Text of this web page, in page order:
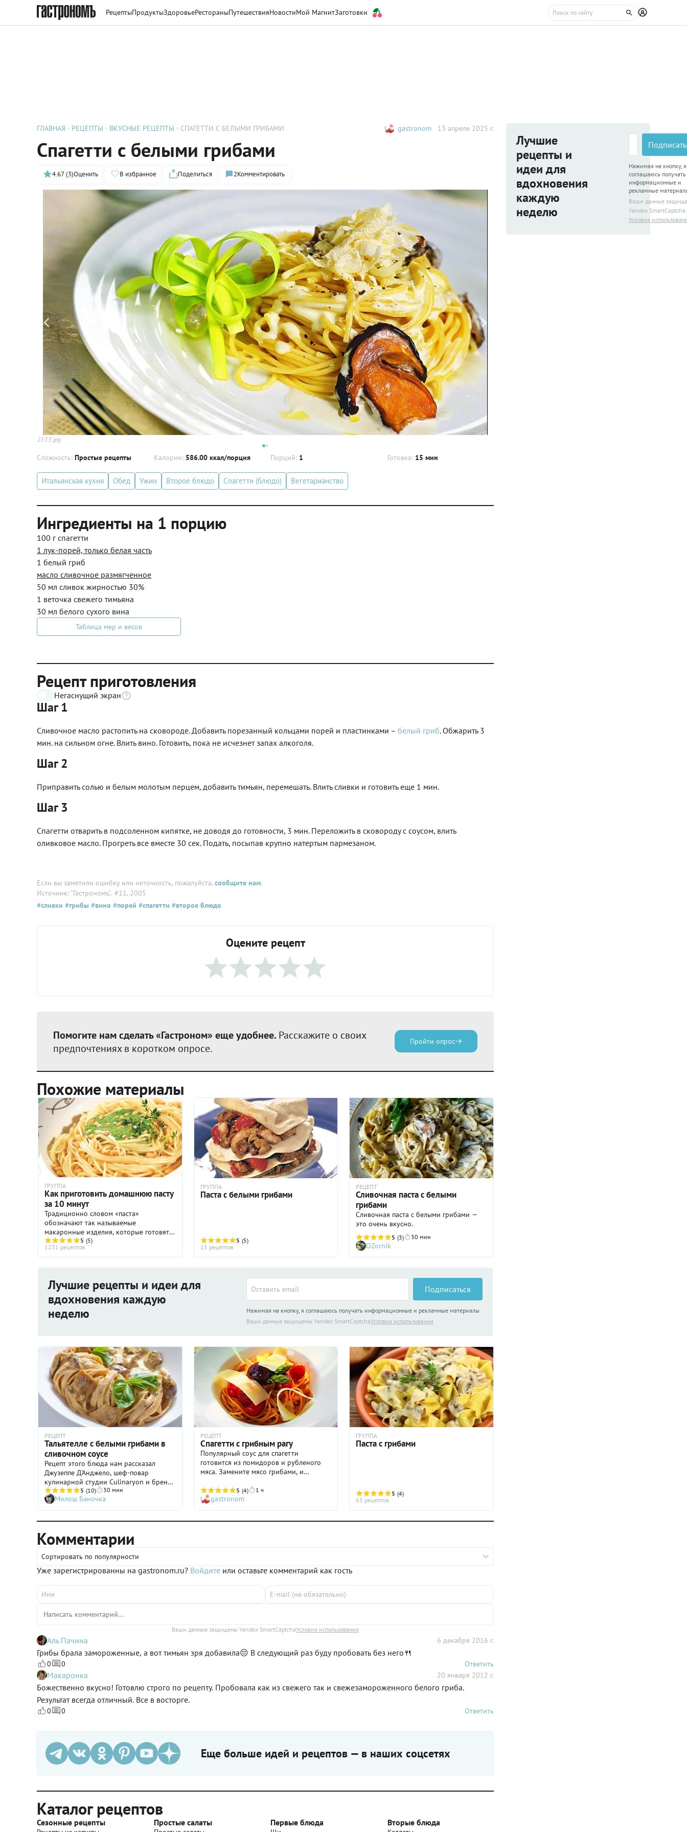
РецептыПродуктыЗдоровьеРестораныПутешествияНовостиМой МагнитЗаготовки
ГЛАВНАЯ РЕЦЕПТЫ ВКУСНЫЕ РЕЦЕПТЫ СПАГЕТТИ С БЕЛЫМИ ГРИБАМИ gastronom 13 апреля 2025 г.
Спагетти с белыми грибами
4.67 (3)Оценить В избранное Поделиться 2Комментировать
2533.jpg
Сложность: Простые рецепты Калории: 586.00 ккал/порция Порций: 1 Готовка: 15 мин
Итальянская кухня Обед Ужин Второе блюдо Спагетти (блюдо) Вегетарианство
Ингредиенты на 1 порцию
100 г спагетти
1 лук-порей, только белая часть
1 белый гриб
масло сливочное размягченное
50 мл сливок жирностью 30%
1 веточка свежего тимьяна
30 мл белого сухого вина
Таблица мер и весов
Рецепт приготовления
Негаснущий экран
Шаг 1
Сливочное масло растопить на сковороде. Добавить порезанный кольцами порей и пластинками – белый гриб. Обжарить 3
мин. на сильном огне. Влить вино. Готовить, пока не исчезнет запах алкоголя.
Шаг 2
Приправить солью и белым молотым перцем, добавить тимьян, перемешать. Влить сливки и готовить еще 1 мин.
Шаг 3
Спагетти отварить в подсоленном кипятке, не доводя до готовности, 3 мин. Переложить в сковороду с соусом, влить
оливковое масло. Прогреть все вместе 30 сек. Подать, посыпав крупно натертым пармезаном.
Если вы заметили ошибку или неточность, пожалуйста,сообщите нам.
Источник: "Гастрономъ", #11, 2005
#сливки #грибы #вино #порей #спагетти #второе блюдо
Оцените рецепт
Помогите нам сделать «Гастроном» еще удобнее. Расскажите о своих
предпочтениях в коротком опросе.
Пройти опрос
Похожие материалы
ГРУППА
Как приготовить домашнюю пасту
за 10 минут
Традиционно словом «паста»
обозначают так называемые
макаронные изделия, которые готовят
из смеси пшеничной муки и воды (или
муки, воды и яиц), а также блюда из
этих изделий.
5 (5)
1231 рецептов
ГРУППА
Паста с белыми грибами
5 (5)
15 рецептов
РЕЦЕПТ
Сливочная паста с белыми
грибами
Сливочная паста с белыми грибами —
это очень вкусно.
5 (3) 30 мин
OZornik
Лучшие рецепты и идеи для
вдохновения каждую
неделю
Подписаться
Нажимая на кнопку, я соглашаюсь получать информационные и рекламные материалы
Ваши данные защищены Yandex SmartCaptchaУсловия использования
РЕЦЕПТ
Тальятелле с белыми грибами в
сливочном соусе
Рецепт этого блюда нам рассказал
Джузеппе Д'Анджело, шеф-повар
кулинарной студии Culinaryon и бренда
De Cecco.
5 (10) 30 мин
Милош Баночка
РЕЦЕПТ
Спагетти с грибным рагу
Популярный соус для спагетти
готовится из помидоров и рубленого
мяса. Замените мясо грибами, и
приобретет новые вкусовые оттенки.
5 (4) 1 ч
gastronom
ГРУППА
Паста с грибами
5 (4)
63 рецептов
Комментарии
Сортировать по популярности
Уже зарегистрированны на gastronom.ru? Войдите или оставьте комментарий как гость
Ваши данные защищены Yandex SmartCaptchaУсловия использования
Аль Пачина 6 декабря 2016 г.
Грибы брала замороженные, а вот тимьян зря добавила😔 В следующий раз буду пробовать без него🍴
0 0 Ответить
Макаронка 20 января 2012 г.
Божественно вкусно! Готовлю строго по рецепту. Пробовала как из свежего так и свежезамороженного белого гриба.
Результат всегда отличный. Все в восторге.
0 0 Ответить
Еще больше идей и рецептов — в наших соцсетях
Каталог рецептов
Сезонные рецепты Простые салаты Первые блюда Вторые блюда
Лучшие
рецепты и
идеи для
вдохновения
каждую
неделю
Нажимая на кнопку, я
соглашаюсь получать
информационные и
рекламные
Ваши данные
Yandex SmartCaptcha
Условия